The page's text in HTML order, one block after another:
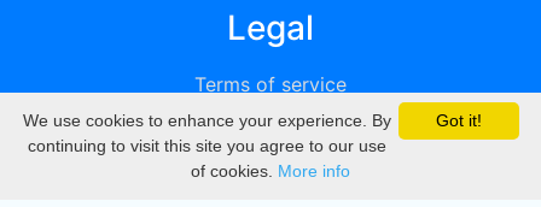
Legal
Terms of service
Privacy
DMCA
Got it!
We use cookies to enhance your experience. By
continuing to visit this site you agree to our use
of cookies. More info